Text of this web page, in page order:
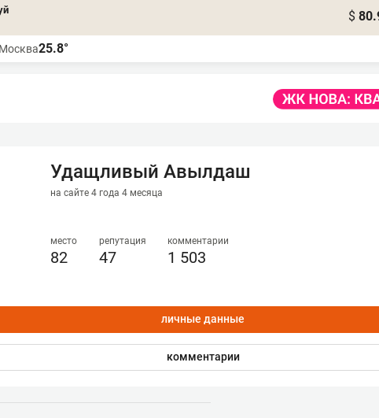
$
Москва25.8°
Удащливый Авылдаш
на сайте 4 года 4 месяца
место
82
репутация
47
комментарии
1 503
личные данные
комментарии